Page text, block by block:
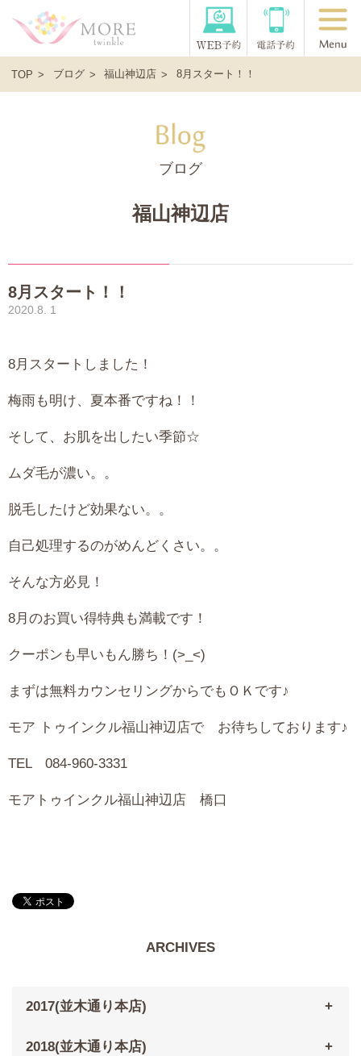
TOP ブログ 福山神辺店 8月スタート！！
ブログ
福山神辺店
8月スタート！！
2020.8. 1
8月スタートしました！
梅雨も明け、夏本番ですね！！
そして、お肌を出したい季節☆
ムダ毛が濃い。。
脱毛したけど効果ない。。
自己処理するのがめんどくさい。。
そんな方必見！
8月のお買い得特典も満載です！
クーポンも早いもん勝ち！(>_<)
まずは無料カウンセリングからでもＯＫです♪
モア トゥインクル福山神辺店で お待ちしております♪
TEL 084-960‐3331
モアトゥインクル福山神辺店 橋口
ARCHIVES
2017(並木通り本店)
2018(並木通り本店)